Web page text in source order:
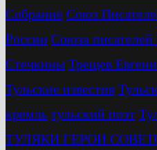
Собрание Союз
России Союза писателей
Стечкины Трещев
Тульские известия
кремль тульский поэт
ТУЛЯКИ ГЕРОИ